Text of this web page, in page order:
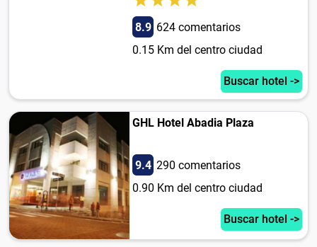
8.9 624 comentarios
0.15 Km del centro ciudad
Buscar hotel ->
GHL Hotel Abadia Plaza
9.4 290 comentarios
0.90 Km del centro ciudad
Buscar hotel ->